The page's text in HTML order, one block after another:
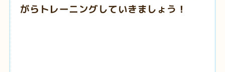
がらトレーニングしていきましょう！